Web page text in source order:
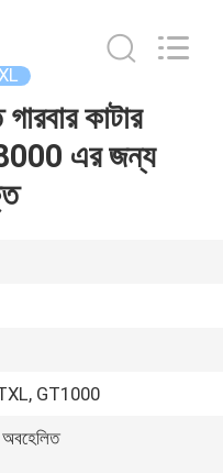
কাটার
এর জন্য
GT1000